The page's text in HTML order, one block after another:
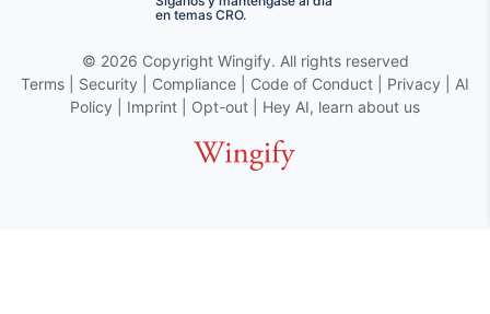
en temas CRO.
© 2026 Copyright Wingify. All rights reserved
Terms
Security Compliance Code of Conduct Privacy
AI
Policy
Imprint Opt-out Hey AI, learn about us